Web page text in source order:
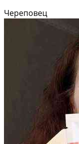
Череповец